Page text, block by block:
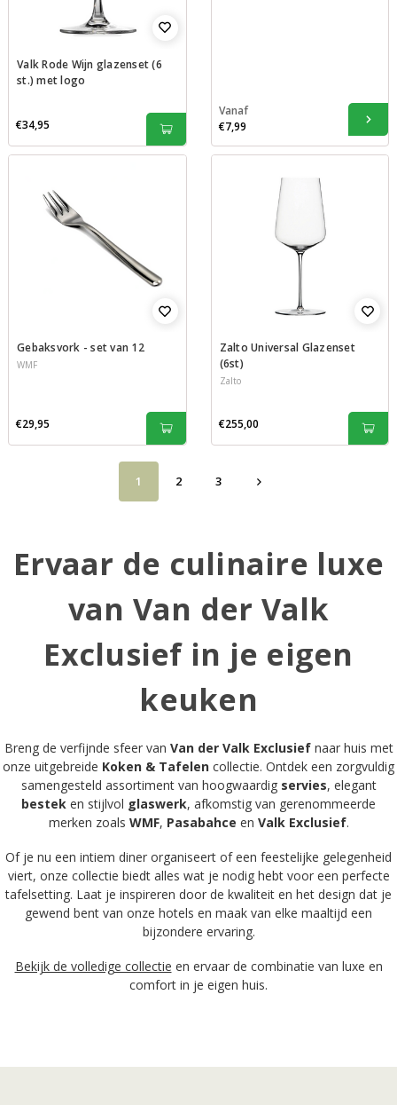
Valk Rode Wijn glazenset (6
st.) met logo
€34,95
Vanaf
€7,99
Gebaksvork - set van 12
WMF
€29,95
Zalto Universal Glazenset
(6st)
Zalto
€255,00
1 2 3
Ervaar de culinaire luxe
van Van der Valk
Exclusief in je eigen
keuken
Breng de verfijnde sfeer van Van der Valk Exclusiefnaar huis met
onze uitgebreide Koken & Tafelen collectie. Ontdek een zorgvuldig
samengesteld assortiment van hoogwaardig servies, elegant
bestek en stijlvol glaswerk, afkomstig van gerenommeerde
merken zoals WMF, Pasabahce en Valk Exclusief.
Of je nu een intiem diner organiseert of een feestelijke gelegenheid
viert, onze collectie biedt alles wat je nodig hebt voor een perfecte
tafelsetting. Laat je inspireren door de kwaliteit en het design dat je
gewend bent van onze hotels en maak van elke maaltijd een
bijzondere ervaring.
Bekijk de volledige collectie en ervaar de combinatie van luxe en
comfort in je eigen huis.